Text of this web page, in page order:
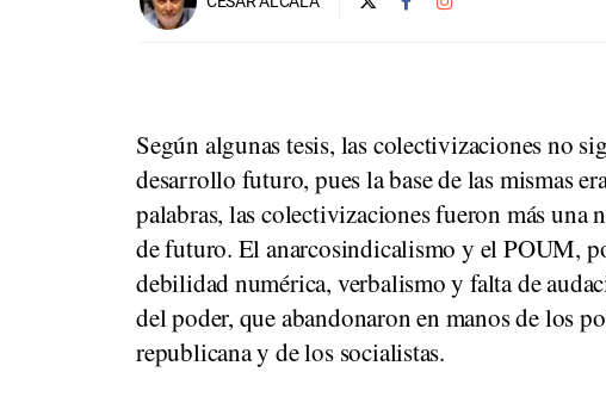
Según algunas tesis, las colectivizaciones no
desarrollo futuro, pues la base de las mismas
palabras, las colectivizaciones fueron más una
de futuro. El anarcosindicalismo y el POUM,
debilidad numérica, verbalismo y falta de
del poder, que abandonaron en manos de los
republicana y de los socialistas.